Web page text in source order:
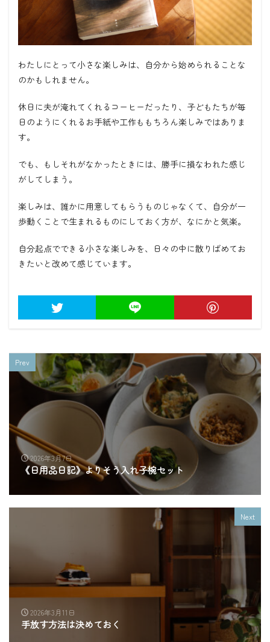
わたしにとって小さな楽しみは、自分から始められることな
のかもしれません。
休日に夫が淹れてくれるコーヒーだったり、子どもたちが毎
日のようにくれるお手紙や工作ももちろん楽しみではありま
す。
でも、もしそれがなかったときには、勝手に損なわれた感じ
がしてしまう。
楽しみは、誰かに用意してもらうものじゃなくて、自分が一
歩動くことで生まれるものにしておく方が、なにかと気楽。
自分起点でできる小さな楽しみを、日々の中に散りばめてお
きたいと改めて感じています。
Prev
2026年3月7日
《日用品日記》よりそう入れ子椀セット
Next
2026年3月11日
手放す方法は決めておく